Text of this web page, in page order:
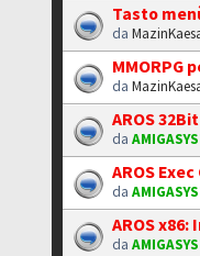
Tasto
da
MMORPG
da
AROS
da
AROS
da
AROS
da